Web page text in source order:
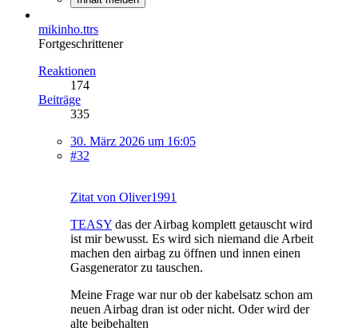
mikinho.ttrs
Fortgeschrittener
Reaktionen
174
Beiträge
335
30. März 2026 um 16:05
#32
Zitat von Oliver1991
TEASY das der Airbag komplett getauscht wird
ist mir bewusst. Es wird sich niemand die Arbeit
machen den airbag zu öffnen und innen einen
Gasgenerator zu tauschen.
Meine Frage war nur ob der kabelsatz schon am
neuen Airbag dran ist oder nicht. Oder wird der
alte beibehalten